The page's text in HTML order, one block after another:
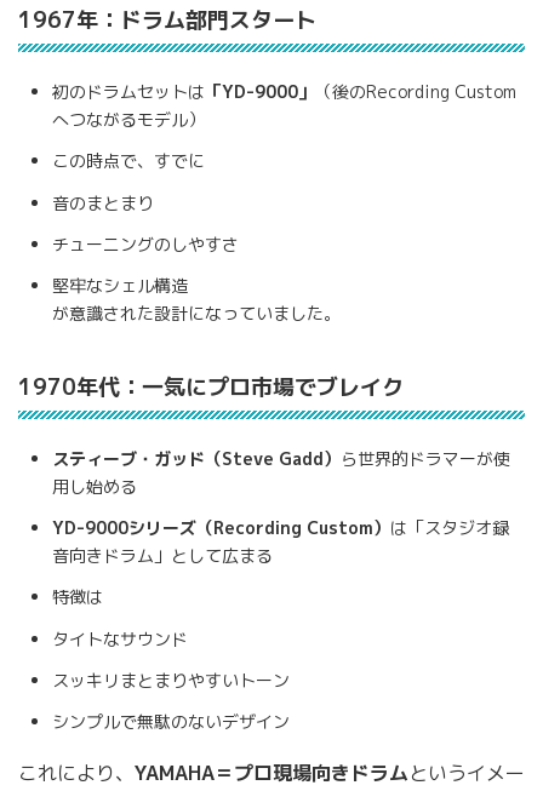
1967年：ドラム部門スタート
初のドラムセットは 「YD-9000」
（後のRecording Custom
へつながるモデル）
この時点で、すでに
音のまとまり
チューニングのしやすさ
堅牢なシェル構造
が意識された設計になっていました。
1970年代：一気にプロ市場でブレイク
スティーブ・ガッド（Steve Gadd） ら世界的ドラマーが使
用し始める
YD-9000シリーズ（Recording Custom） は「スタジオ録
音向きドラム」として広まる
特徴は
タイトなサウンド
スッキリまとまりやすいトーン
シンプルで無駄のないデザイン
これにより、 YAMAHA＝プロ現場向きドラムというイメー